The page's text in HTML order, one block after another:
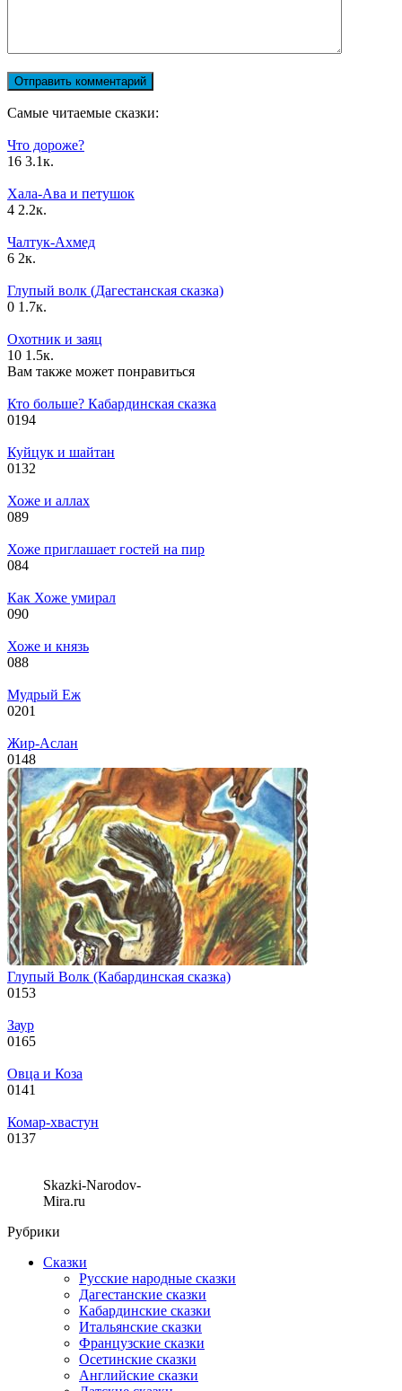
Самые читаемые сказки:
Что дороже?
16 3.1к.
Хала-Ава и петушок
4 2.2к.
Чалтук-Ахмед
6 2к.
Глупый волк (Дагестанская сказка)
0 1.7к.
Охотник и заяц
10 1.5к.
Вам также может понравиться
Кто больше? Кабардинская сказка
0194
Куйцук и шайтан
0132
Хоже и аллах
089
Хоже приглашает гостей на пир
084
Как Хоже умирал
090
Хоже и князь
088
Мудрый Еж
0201
Жир-Аслан
0148
Глупый Волк (Кабардинская сказка)
0153
Заур
0165
Овца и Коза
0141
Комар-хвастун
0137
Skazki-Narodov-
Mira.ru
Рубрики
Сказки
Русские народные сказки
Дагестанские сказки
Кабардинские сказки
Итальянские сказки
Французские сказки
Осетинские сказки
Английские сказки